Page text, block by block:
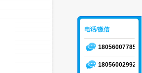
电话/微信
18056007785
18056002992